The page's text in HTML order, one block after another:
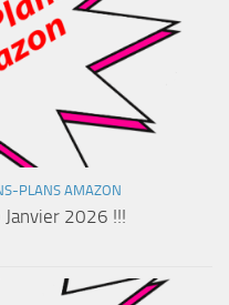
PLANS AMAZON
Janvier 2026 !!!